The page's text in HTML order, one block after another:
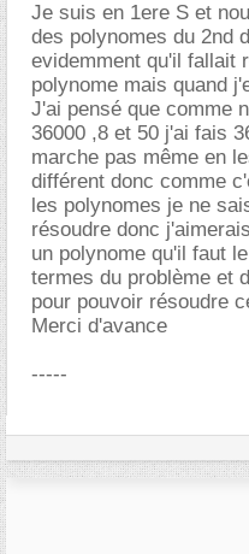
Je suis en 1ere S et
des polynomes du 2nd
evidemment qu'il fallait
polynome mais quand
J'ai pensé que comme
36000 ,8 et 50 j'ai fais
marche pas même en
différent donc comme
les polynomes je ne
résoudre donc
un polynome qu'il faut
termes du problème et
pour pouvoir résoudre
Merci d'avance
-----